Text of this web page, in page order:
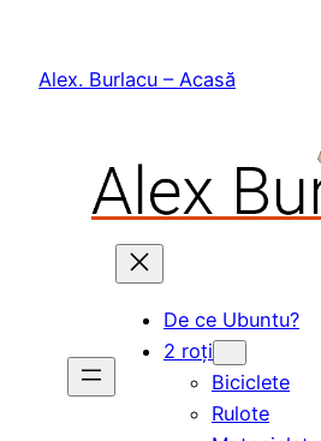
content
Alex. Burlacu – Acasă
De ce Ubuntu?
2 roți
Biciclete
Rulote